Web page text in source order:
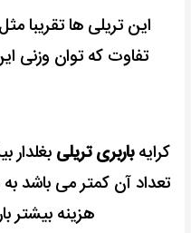
این تریلی ها تقریبا
تفاوت که توان وزنی
کرایهباربری تریلی بغلدار
تعداد آن کمتر می باشد
هزینه بیشتر